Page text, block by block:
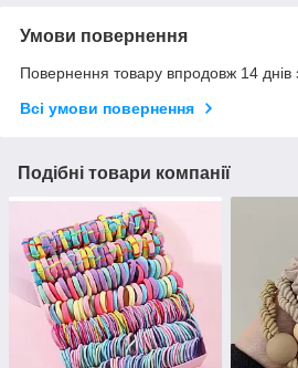
Умови повернення
Повернення товару впродовж 14 днів
Всі умови повернення
Подібні товари компанії